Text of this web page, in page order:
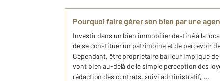
Pourquoi faire gérer son bien par une
Investir dans un bien immobilier destiné à la
de se constituer un patrimoine et de percevoir
Cependant, être propriétaire bailleur implique
vont bien au-delà de la simple perception des
rédaction des contrats, suivi administratif, ...